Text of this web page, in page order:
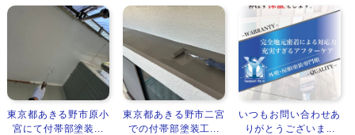
東京都あきる野市原小
宮にて付帯部塗装...
東京都あきる野市二宮
での付帯部塗装工...
いつもお問い合わせあ
りがとうございま...